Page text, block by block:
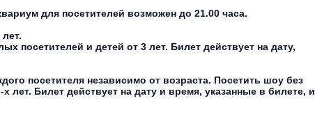
для посетителей возможен до 21.00 часа.
посетителей и детей от 3 лет. Билет действует на дату,
посетителя независимо от возраста. Посетить шоу без
лет. Билет действует на дату и время, указанные в билете, и